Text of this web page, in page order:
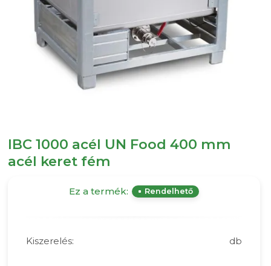
IBC 1000 acél UN Food 400 mm
acél keret fém
Ez a termék: Rendelhető
Kiszerelés: db